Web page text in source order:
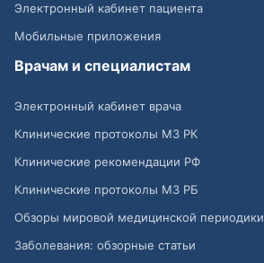
Электронный кабинет пациента
Мобильные приложения
Врачам и специалистам
Электронный кабинет врача
Клинические протоколы МЗ РК
Клинические рекомендации РФ
Клинические протоколы МЗ РБ
Обзоры мировой медицинской периодики
Заболевания: обзорные статьи